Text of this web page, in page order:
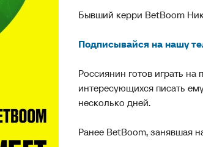
Бывший керри BetBoom
Подписывайся на нашу
Россиянин готов играть
интересующихся писать
несколько дней.
Ранее BetBoom, занявшая